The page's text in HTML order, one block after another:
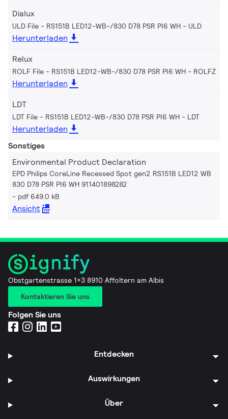
Dialux
ULD File - RS151B LED12-WB-/830 D78 PSR PI6 WH ULD
Herunterladen
Relux
ROLF File - RS151B LED12-WB-/830 D78 PSR PI6 WH ROLFZ
Herunterladen
LDT
LDT File - RS151B LED12-WB-/830 D78 PSR PI6 WH LDT
Herunterladen
Sonstiges
Environmental Product Declaration
EPD Philips CoreLine Recessed Spot gen2 RS151B LED12 WB
830 D78 PSR PI6 WH 911401898282
pdf 649.0 kB
Ansicht
Obstgartenstrasse 1+3 8910 Affoltern am Albis
Kontaktieren Sie uns
Folgen Sie uns
Entdecken
Auswirkungen
Über